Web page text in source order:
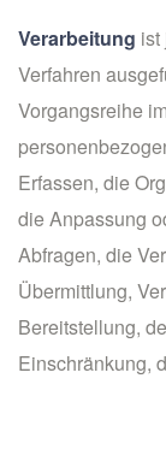
Verarbeitung ist
Verfahren
Vorgangsreihe
Erfassen, die
die Anpassung
Abfragen, die
Übermittlung,
Bereitstellung,
Einschränkung,